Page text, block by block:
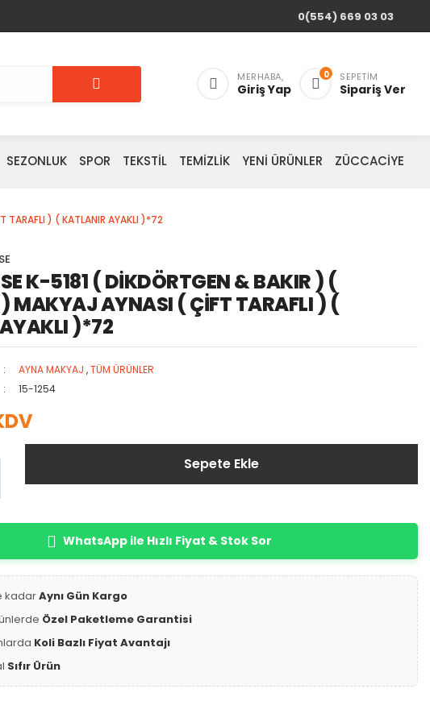
0(554) 669 03 03
MERHABA,
Giriş Yap
0 SEPETIM
Sipariş Ver
SEZONLUK SPOR TEKSTİL TEMİZLİK YENİ ÜRÜNLER ZÜCCACİYE
TARAFLI ) ( KATLANIR AYAKLI )*72
K-5181 ( DİKDÖRTGEN & BAKIR ) (
MAKYAJ AYNASI ( ÇİFT TARAFLI ) (
)*72
AYNA MAKYAJ ,TÜM ÜRÜNLER
15-1254
Sepete Ekle
WhatsApp ile Hızlı Fiyat & Stok Sor
kadarAynı Gün Kargo
Özel Paketleme Garantisi
Koli Bazlı Fiyat Avantajı
Sıfır Ürün